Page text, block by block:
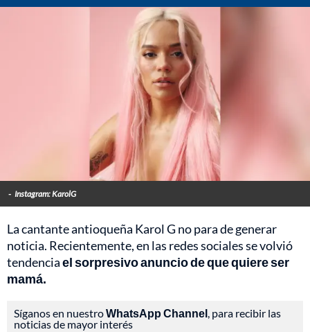
- Instagram: KarolG
La cantante antioqueña Karol G no para de generar
noticia. Recientemente, en las redes sociales se volvió
tendenciael sorpresivo anuncio de que quiere ser
mamá.
Síganos en nuestroWhatsApp Channel, para recibir las
noticias de mayor interés